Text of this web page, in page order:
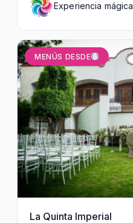
Experiencia mágica
MENÚS DESDE
La Quinta Imperial